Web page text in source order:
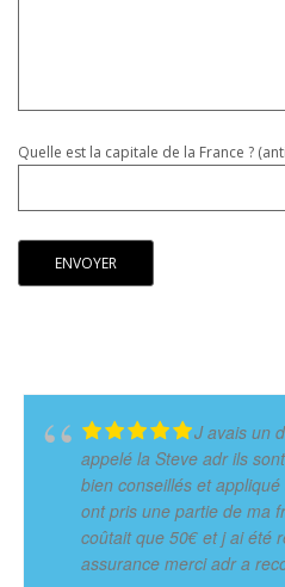
Quelle est la capitale de la France ?
J avais un
appelé la Steve adr ils
bien conseillés et
ont pris une partie de ma
coûtait que 50€ et j ai été
assurance merci adr a